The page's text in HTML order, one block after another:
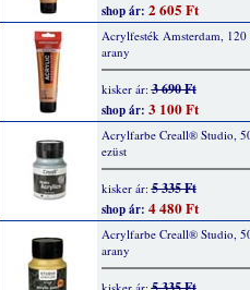
shop ár: 2 605 Ft
Acrylfesték Amsterdam, 120
arany
kisker ár:3 690 Ft
shop ár: 3 100 Ft
Acrylfarbe Creall® Studio,
ezüst
kisker ár:5 335 Ft
shop ár: 4 480 Ft
Acrylfarbe Creall® Studio,
arany